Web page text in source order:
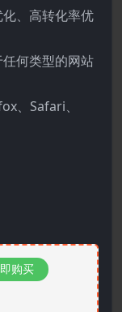
、高转化率优
何类型的网站
、Safari、
购买